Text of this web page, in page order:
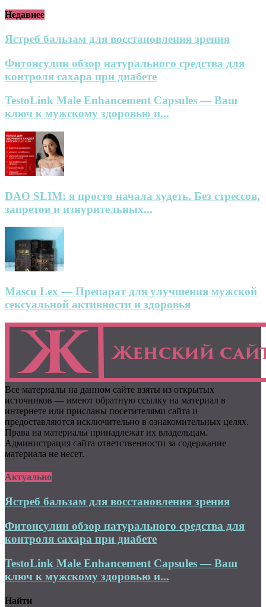
Недавнее
Ястреб бальзам для восстановления зрения
Фитонсулин обзор натурального средства для
контроля сахара при диабете
TestoLink Male Enhancement Capsules — Ваш
ключ к мужскому здоровью и...
DAO SLIM: я просто начала худеть. Без стрессов,
запретов и изнурительных...
Mascu Lex — Препарат для улучшения мужской
сексуальной активности и здоровья
Все материалы на данном сайте взяты из открытых
источников — имеют обратную ссылку на материал в
интернете или присланы посетителями сайта и
предоставляются исключительно в ознакомительных целях.
Права на материалы принадлежат их владельцам.
Администрация сайта ответственности за содержание
материала не несет.
Актуально
Ястреб бальзам для восстановления зрения
Фитонсулин обзор натурального средства для
контроля сахара при диабете
TestoLink Male Enhancement Capsules — Ваш
ключ к мужскому здоровью и...
Найти